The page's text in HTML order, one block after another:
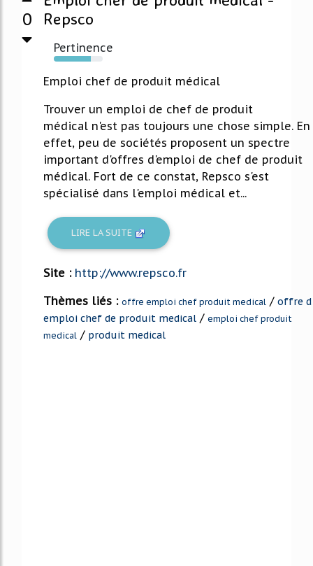
0
Repsco
Pertinence
76%
Emploi chef de produit médical
Trouver un emploi de chef de produit
médical n'est pas toujours une chose simple. En
effet, peu de sociétés proposent un spectre
important d'offres d'emploi de chef de produit
médical. Fort de ce constat, Repsco s'est
spécialisé dans l'emploi médical et...
LIRE LA SUITE
Site : http://www.repsco.fr
Thèmes liés : offre emploi chef produit medical / offre d
emploi chef de produit medical / emploi chef produit
medical / produit medical